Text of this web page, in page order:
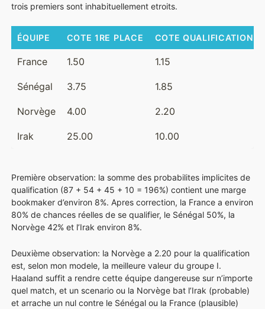
trois premiers sont inhabituellement etroits.
ÉQUIPE COTE 1RE PLACE COTE QUALIFICATION
France 1.50 1.15
Sénégal 3.75 1.85
Norvège 4.00 2.20
Irak 25.00 10.00
Première observation: la somme des probabilites implicites de
qualification (87 + 54 + 45 + 10 = 196%) contient une marge
bookmaker d’environ 8%. Apres correction, la France a environ
80% de chances réelles de se qualifier, le Sénégal 50%, la
Norvège 42% et l’Irak environ 8%.
Deuxième observation: la Norvège a 2.20 pour la qualification
est, selon mon modele, la meilleure valeur du groupe I.
Haaland suffit a rendre cette équipe dangereuse sur n’importe
quel match, et un scenario ou la Norvège bat l’Irak (probable)
et arrache un nul contre le Sénégal ou la France (plausible)